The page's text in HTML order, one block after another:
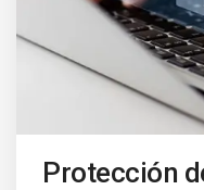
Protección